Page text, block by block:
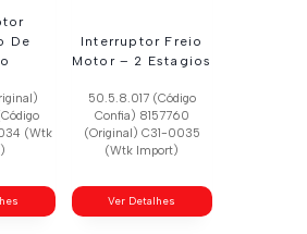
De
(Wtk
Interruptor Freio
Motor – 2 Estagios
50.5.8.017 (Código
Confia) 8157760
(Original) C31-0035
(Wtk Import)
Ver Detalhes